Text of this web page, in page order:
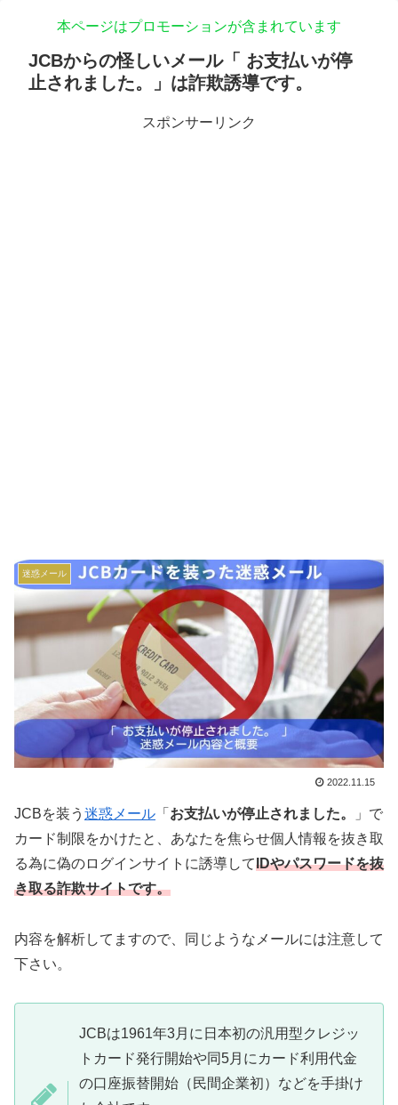
本ページはプロモーションが含まれています
JCBからの怪しいメール「 お支払いが停
止されました。」は詐欺誘導です。
スポンサーリンク
迷惑メール
2022.11.15
JCBを装う 迷惑メール 「 お支払いが停止されました。
」で
カード制限をかけたと、あなたを焦らせ個人情報を抜き取
る為に偽のログインサイトに誘導してIDやパスワードを抜
き取る詐欺サイトです。
内容を解析してますので、同じようなメールには注意して
下さい。
JCBは1961年3月に日本初の汎用型クレジッ
トカード発行開始や同5月にカード利用代金
の口座振替開始（民間企業初）などを手掛け